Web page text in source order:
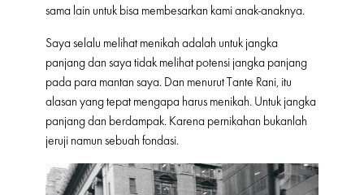
sama lain untuk bisa membesarkan kami anak-anaknya.
Saya selalu melihat menikah adalah untuk jangka
panjang dan saya tidak melihat potensi jangka panjang
pada para mantan saya. Dan menurut Tante Rani, itu
alasan yang tepat mengapa harus menikah. Untuk jangka
panjang dan berdampak. Karena pernikahan bukanlah
jeruji namun sebuah fondasi.